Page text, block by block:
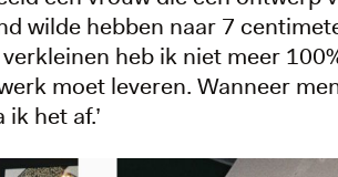
wilde hebben naar 7
heb ik niet meer
moet leveren. Wanneer
het af.’